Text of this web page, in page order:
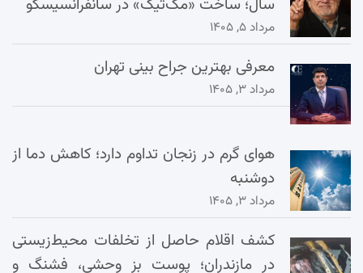
سال؛ ساخت «مک‌تیگ» در سانفرانسیسکو
مرداد ۵, ۱۴۰۵
معرفی بهترین جراح بینی تهران
مرداد ۳, ۱۴۰۵
هوای گرم در زنجان تداوم دارد؛ کاهش دما از
دوشنبه
مرداد ۳, ۱۴۰۵
کشف اقلام حاصل از تخلفات محیط‌زیستی
در مازندران؛ پوست بز وحشی، فشنگ و